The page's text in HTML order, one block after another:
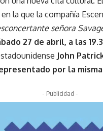
la que la compañía
señora
27 de abril, a las
John
por la
- Publicidad -